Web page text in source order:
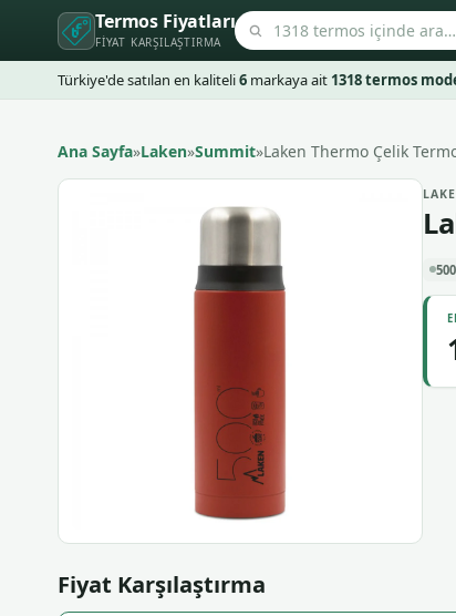
Termos Fiyatları
FIYAT KARŞILAŞTIRMA
Türkiye'de satılan en kaliteli6 markaya ait 1318 termos
Ana Sayfa»Laken»Summit»Laken Thermo Çelik
Fiyat Karşılaştırma